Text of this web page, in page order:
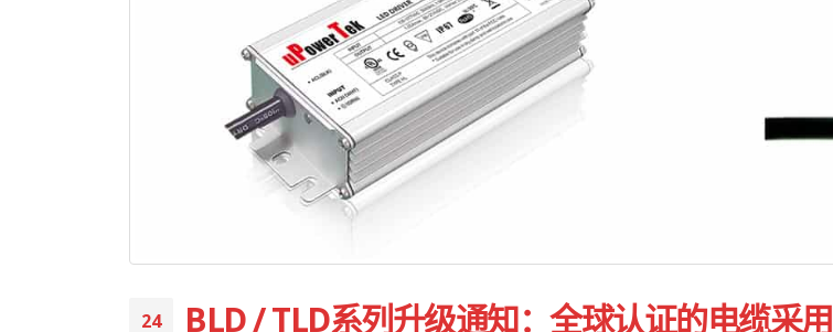
24 BLD / TLD系列升级通知：全球认证的电缆采用